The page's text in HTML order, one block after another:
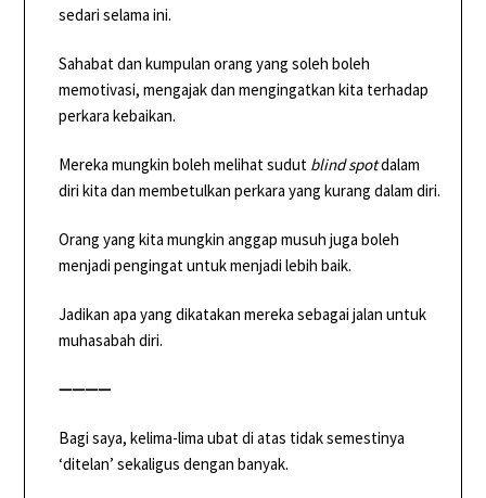
sedari selama ini.
Sahabat dan kumpulan orang yang soleh boleh
memotivasi, mengajak dan mengingatkan kita terhadap
perkara kebaikan.
Mereka mungkin boleh melihat sudut blind spotdalam
diri kita dan membetulkan perkara yang kurang dalam diri.
Orang yang kita mungkin anggap musuh juga boleh
menjadi pengingat untuk menjadi lebih baik.
Jadikan apa yang dikatakan mereka sebagai jalan untuk
muhasabah diri.
————
Bagi saya, kelima-lima ubat di atas tidak semestinya
‘ditelan’ sekaligus dengan banyak.